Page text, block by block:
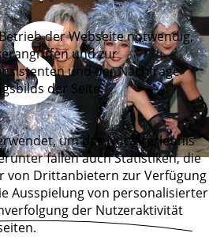
Sder Webseite notwendig,
und zur
und der Nachfrage
der Seite.
um das Nutzererlebnis
fallen auch Statistiken, die
von Drittanbietern zur Verfügung
Ausspielung von personalisierter
der Nutzeraktivität